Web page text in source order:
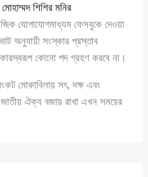
মোহাম্মদ শিশির মনির
যোগাযোগমাধ্যম ফেসবুকে দেওয়া
অনুযায়ী সংস্কার প্রস্তাব
কোনো পদ গ্রহণ করবে না।
মোকাবিলায় সৎ, দক্ষ এবং
ঐক্য বজায় রাখা এখন সময়ের